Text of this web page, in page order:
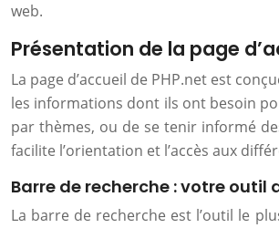
web.
Présentation de la page
La page d’accueil de PHP.net est
les informations dont ils ont besoin
par thèmes, ou de se tenir informé
facilite l’orientation et l’accès aux
Barre de recherche : votre outil
La barre de recherche est l’outil le